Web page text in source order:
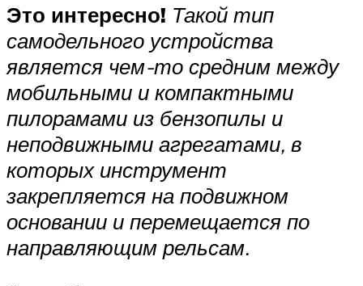
Это интересно! Такой тип
самодельного устройства
является чем-то средним между
мобильными и компактными
пилорамами из бензопилы и
неподвижными агрегатами, в
которых инструмент
закрепляется на подвижном
основании и перемещается по
направляющим рельсам.